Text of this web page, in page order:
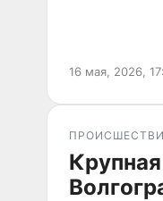
16 мая, 2026,